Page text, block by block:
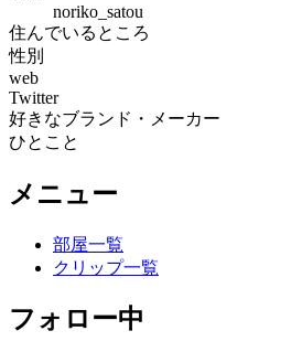
noriko_satou
住んでいるところ
性別
web
Twitter
好きなブランド・メーカー
ひとこと
メニュー
部屋一覧
クリップ一覧
フォロー中